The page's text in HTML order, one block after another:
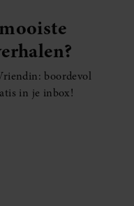
boordevol
in je inbox!